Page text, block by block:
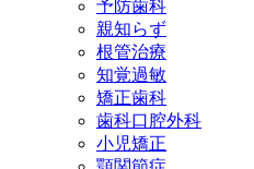
予防歯科
親知らず
根管治療
知覚過敏
矯正歯科
歯科口腔外科
小児矯正